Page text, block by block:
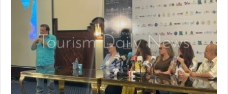
الغردقة
السينمائي
لتنظيم
احتفالية
بسانت
كاترين
مغلقة